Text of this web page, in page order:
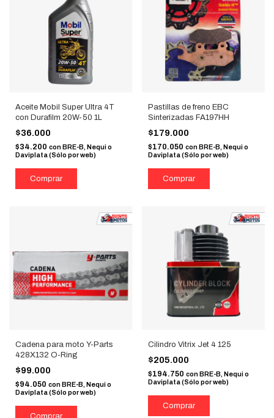
Aceite Mobil Super Ultra 4T
con Durafilm 20W-50 1L
$36.000
$34.200 con BRE-B, Nequi o
Daviplata (Sólo por web)
Pastillas de freno EBC
Sinterizadas FA197HH
$179.000
$170.050 con BRE-B, Nequi o
Daviplata (Sólo por web)
Cadena para moto Y-Parts
428X132 O-Ring
$99.000
$94.050 conBRE-B, Nequi o
Daviplata (Sólo por web)
Cilindro Vitrix Jet 4 125
$205.000
$194.750 con BRE-B, Nequi o
Daviplata (Sólo por web)